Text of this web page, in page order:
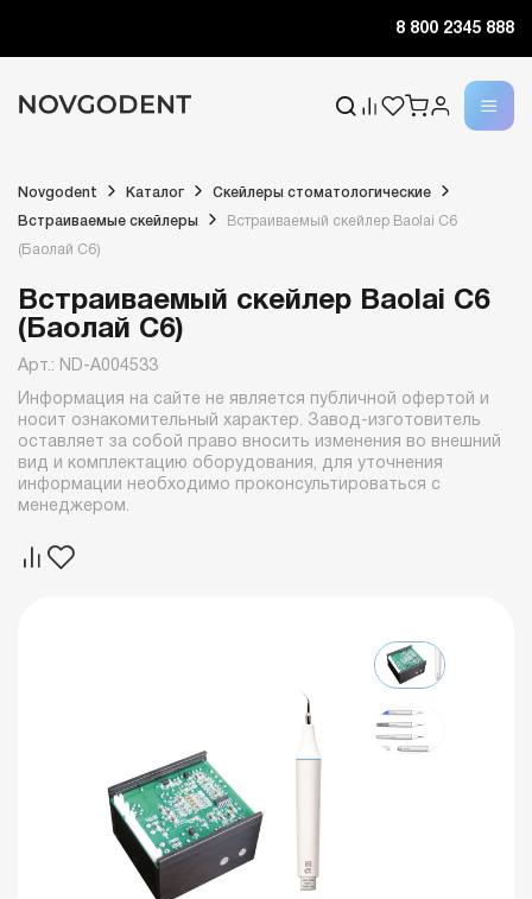
8 800 2345 888
Novgodent Каталог Скейлеры стоматологические
Встраиваемые скейлеры Встраиваемый скейлер Baolai C6
(Баолай C6)
Встраиваемый скейлер Baolai C6
(Баолай C6)
Арт.: ND-A004533
Информация на сайте не является публичной офертой и
носит ознакомительный характер. Завод-изготовитель
оставляет за собой право вносить изменения во внешний
вид и комплектацию оборудования, для уточнения
информации необходимо проконсультироваться с
менеджером.